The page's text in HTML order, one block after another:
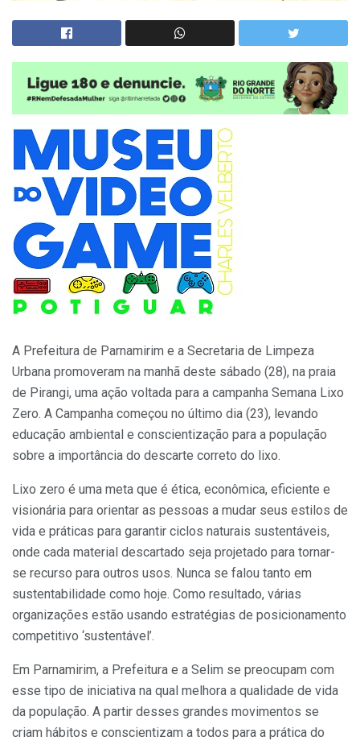
A Prefeitura de Parnamirim e a Secretaria de Limpeza
Urbana promoveram na manhã deste sábado (28), na praia
de Pirangi, uma ação voltada para a campanha Semana Lixo
Zero. A Campanha começou no último dia (23), levando
educação ambiental e conscientização para a população
sobre a importância do descarte correto do lixo.
Lixo zero é uma meta que é ética, econômica, eficiente e
visionária para orientar as pessoas a mudar seus estilos de
vida e práticas para garantir ciclos naturais sustentáveis,
onde cada material descartado seja projetado para tornar-
se recurso para outros usos. Nunca se falou tanto em
sustentabilidade como hoje. Como resultado, várias
organizações estão usando estratégias de posicionamento
competitivo ‘sustentável’.
Em Parnamirim, a Prefeitura e a Selim se preocupam com
esse tipo de iniciativa na qual melhora a qualidade de vida
da população. A partir desses grandes movimentos se
criam hábitos e conscientizam a todos para a prática do